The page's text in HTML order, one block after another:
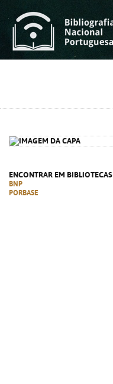
ENCONTRAR EM BIBLIOTECAS
BNP
PORBASE